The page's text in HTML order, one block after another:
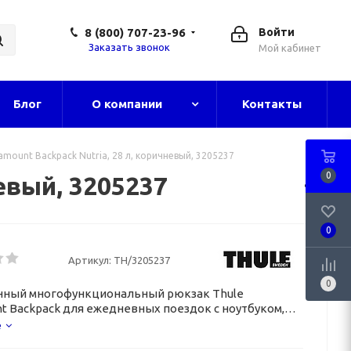
Войти
Мой кабинет
8 (800) 707-23-96
Заказать звонок
Блог О компании Контакты
Backpack Nutria, 28 л, коричневый, 3205237
3205237
Артикул: TH/3205237
многофункциональный рюкзак Thule
Backpack для ежедневных поездок с ноутбуком,
экскурсий.
0
0
0